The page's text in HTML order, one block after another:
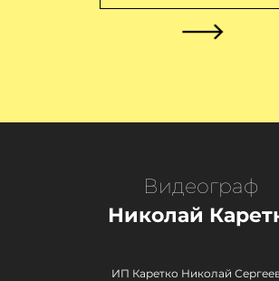
Видеограф
Николай
ИП Каретко Николай